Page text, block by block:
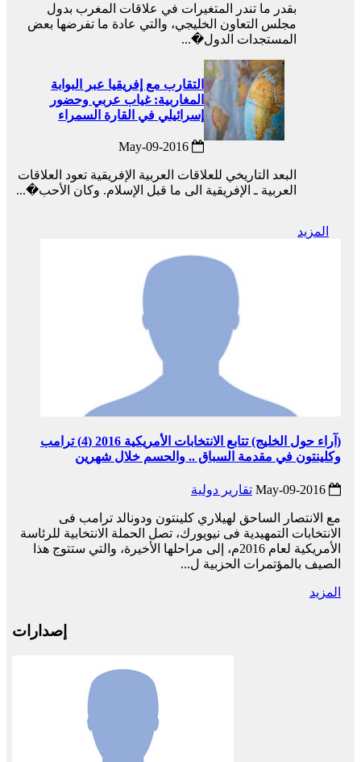
بقدر ما تندر المتغيرات في علاقات المغرب بدول
مجلس التعاون الخليجي، والتي عادة ما تفرضها بعض
المستجدات الدول�...
التقارب مع إفريقيا عبر البوابة
المغاربية: غياب عربي وحضور
إسرائيلي في القارة السمراء
البعد التاريخي للعلاقات العربية الإفريقية تعود العلاقات
العربية ـ الإفريقية الى ما قبل الإسلام. وكان الأحب�...
المزيد
(آراء حول الخليج) تتابع الانتخابات الأمريكية 2016 (4) ترامب
وكلينتون في مقدمة السباق .. والحسم خلال شهرين
تقارير دولية
مع الانتصار الساحق لهيلاري كلينتون ودونالد ترامب فى
الانتخابات التمهيدية فى نيويورك، تصل الحملة الانتخابية للرئاسة
الأمريكية لعام 2016م، إلى مراحلها الأخيرة، والتي ستتوج هذا
الصيف بالمؤتمرات الحزبية ل...
المزيد
إصدارات